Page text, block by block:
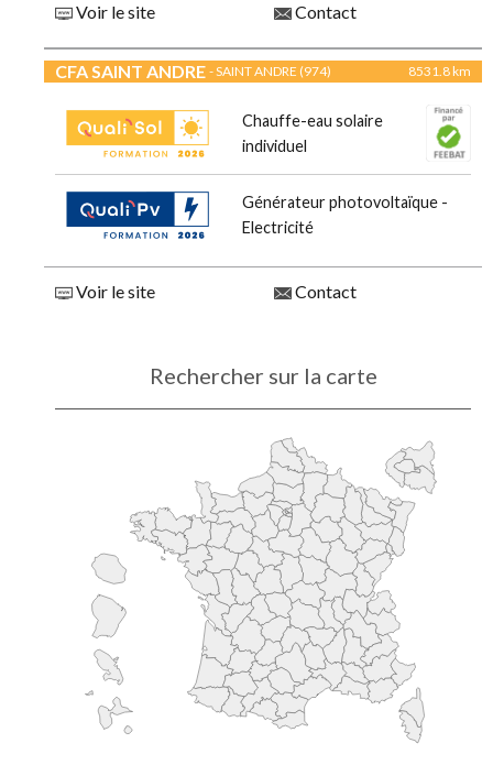
Voir le site Contact
CFA SAINT ANDRE - SAINT ANDRE (974) 8531.8 km
Chauffe-eau solaire
individuel
Générateur photovoltaïque -
Electricité
Voir le site Contact
Rechercher sur la carte